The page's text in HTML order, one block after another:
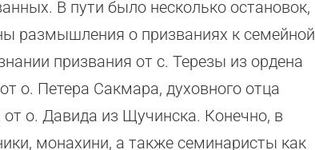
В пути было несколько остановок,
размышления о призваниях к семейной
призвания от с. Терезы из ордена
о. Петера Сакмара, духовного отца
о. Давида из Щучинска. Конечно, в
монахини, а также семинаристы как